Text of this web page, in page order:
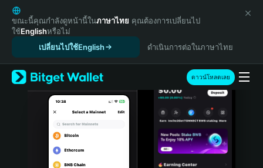
English
日本語
Tiếng Việt
Español (Latinoamérica)
Türkçe
Italiano
Português (Portugal)
ขณะนี้คุณกำลังดูหน้านี้ในภาษาไทย คุณต้องการเปลี่ยนไป
ใช้Englishหรือไม่
เปลี่ยนไปใช้English
ดำเนินการต่อในภาษาไทย
ดาวน์โหลดเลย